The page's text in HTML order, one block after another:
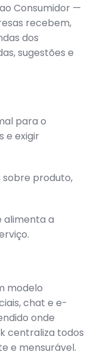
Consumidor —
recebem,
dos
sugestões e
para o
e exigir
produto,
alimenta a
modelo
chat e e-
onde
centraliza todos
e mensurável.